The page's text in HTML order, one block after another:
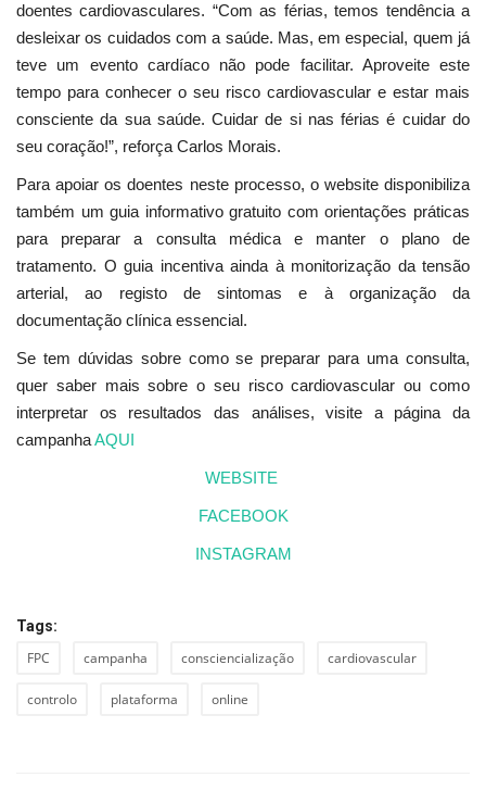
doentes cardiovasculares. “Com as férias, temos tendência a
desleixar os cuidados com a saúde. Mas, em especial, quem já
teve um evento cardíaco não pode facilitar. Aproveite este
tempo para conhecer o seu risco cardiovascular e estar mais
consciente da sua saúde. Cuidar de si nas férias é cuidar do
seu coração!”, reforça Carlos Morais.
Para apoiar os doentes neste processo, o website disponibiliza
também um guia informativo gratuito com orientações práticas
para preparar a consulta médica e manter o plano de
tratamento. O guia incentiva ainda à monitorização da tensão
arterial, ao registo de sintomas e à organização da
documentação clínica essencial.
Se tem dúvidas sobre como se preparar para uma consulta,
quer saber mais sobre o seu risco cardiovascular ou como
interpretar os resultados das análises, visite a página da
campanhaAQUI
WEBSITE
FACEBOOK
INSTAGRAM
Tags:
FPC campanha consciencialização cardiovascular
controlo plataforma online